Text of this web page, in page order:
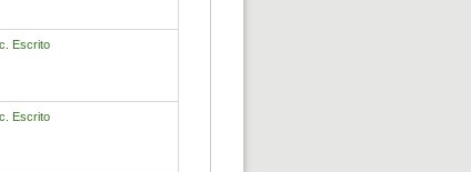
Escrito
Escrito